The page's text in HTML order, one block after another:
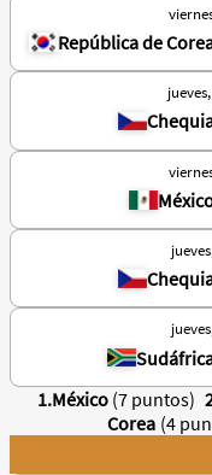
República de
1.México (7 puntos)
Corea (4